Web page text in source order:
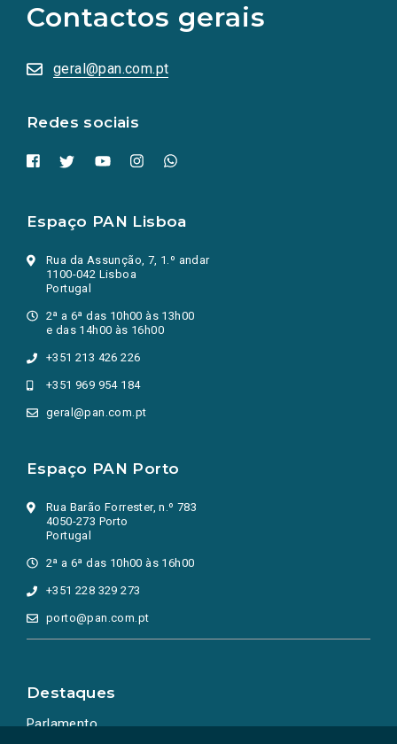
Contactos gerais
geral@pan.com.pt
Redes sociais
redes
sociais
numa
nova
Espaço PAN Lisboa
Rua da Assunção, 7, 1.º andar
1100-042 Lisboa
Portugal
2ª a 6ª das 10h00 às 13h00
e das 14h00 às 16h00
+351 213 426 226
+351 969 954 184
geral@pan.com.pt
Espaço PAN Porto
Rua Barão Forrester, n.º 783
4050-273 Porto
Portugal
2ª a 6ª das 10h00 às 16h00
+351 228 329 273
porto@pan.com.pt
Destaques
Parlamento